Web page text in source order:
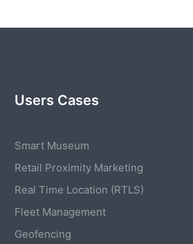
Users Cases
Smart Museum
Retail Proximity Marketing
Real Time Location (RTLS)
Fleet Management
Geofencing